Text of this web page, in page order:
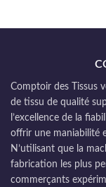
Comptoir des Tissus
de tissu de qualité
l’excellence de la
offrir une maniabilité
N’utilisant que la
fabrication les plus
commerçants